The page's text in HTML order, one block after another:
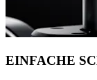
EINFACHE